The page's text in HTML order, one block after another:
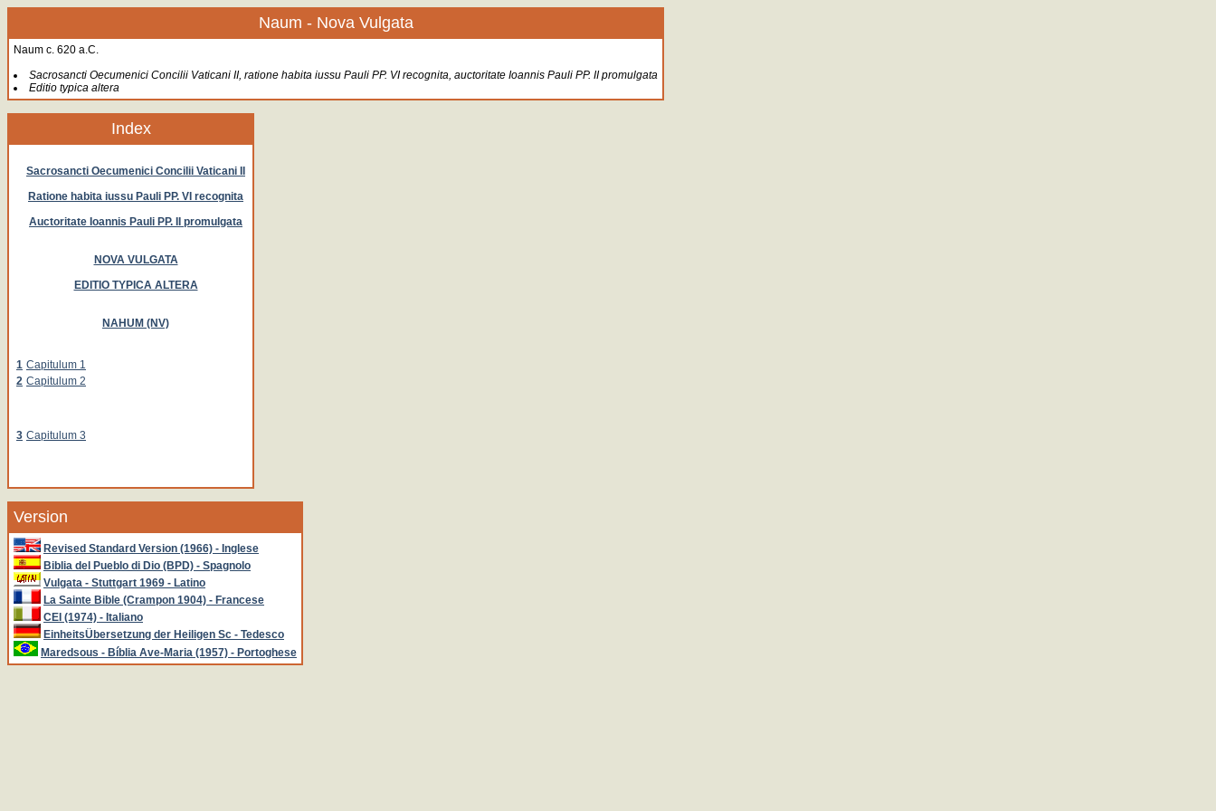
Naum - Nova Vulgata
Naum c. 620 a.C.
Sacrosancti Oecumenici Concilii Vaticani II, ratione habita iussu Pauli PP. VI recognita, auctoritate Ioannis Pauli PP. II promulgata
Editio typica altera
Index
Sacrosancti Oecumenici Concilii Vaticani II
Ratione habita iussu Pauli PP. VI recognita
Auctoritate Ioannis Pauli PP. II promulgata
NOVA VULGATA
EDITIO TYPICA ALTERA
NAHUM (NV)
1 Capitulum 1
2 Capitulum 2
3 Capitulum 3
Version
Revised Standard Version (1966) - Inglese
Biblia del Pueblo di Dio (BPD) - Spagnolo
Vulgata - Stuttgart 1969 - Latino
La Sainte Bible (Crampon 1904) - Francese
CEI (1974) - Italiano
EinheitsÜbersetzung der Heiligen Sc - Tedesco
Maredsous - Bíblia Ave-Maria (1957) - Portoghese